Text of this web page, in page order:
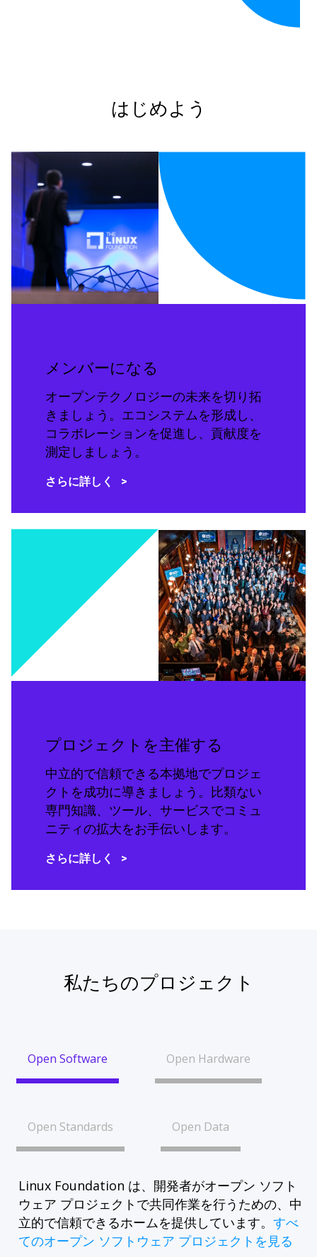
はじめよう
メンバーになる
オープンテクノロジーの未来を切り拓
きましょう。エコシステムを形成し、
コラボレーションを促進し、貢献度を
測定しましょう。
さらに詳しく
プロジェクトを主催する
中立的で信頼できる本拠地でプロジェ
クトを成功に導きましょう。比類ない
専門知識、ツール、サービスでコミュ
ニティの拡大をお手伝いします。
さらに詳しく
私たちのプロジェクト
Open Software Open Hardware
Open Standards Open Data
Linux Foundation は、開発者がオープン ソフト
ウェア プロジェクトで共同作業を行うための、中
立的で信頼できるホームを提供しています。 すべ
てのオープン ソフトウェア プロジェクトを見る